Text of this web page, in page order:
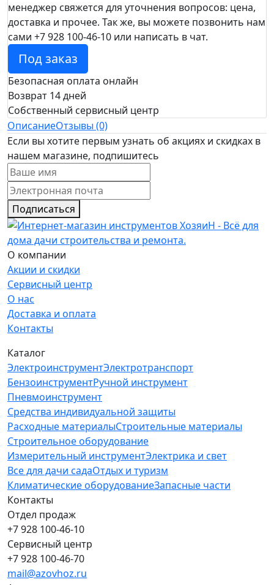
менеджер свяжется для уточнения вопросов: цена,
доставка и прочее. Так же, вы можете позвонить нам
сами +7 928 100-46-10 или написать в чат.
Под заказ
Безопасная оплата онлайн
Возврат 14 дней
Собственный сервисный центр
ОписаниеОтзывы (0)
Если вы хотите первым узнать об акциях и скидках в
нашем магазине, подпишитесь
Подписаться
О компании
Акции и скидки
Сервисный центр
О нас
Доставка и оплата
Контакты
Каталог
ЭлектроинструментЭлектротранспорт
БензоинструментРучной инструмент
Пневмоинструмент
Средства индивидуальной защиты
Расходные материалыСтроительные материалы
Строительное оборудование
Измерительный инструментЭлектрика и свет
Все для дачи садаОтдых и туризм
Климатические оборудованиеЗапасные части
Контакты
Отдел продаж
+7 928 100-46-10
Сервисный центр
+7 928 100-46-70
mail@azovhoz.ru